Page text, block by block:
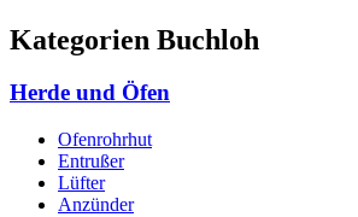
Kategorien Buchloh
Herde und Öfen
Ofenrohrhut
Entrußer
Lüfter
Anzünder